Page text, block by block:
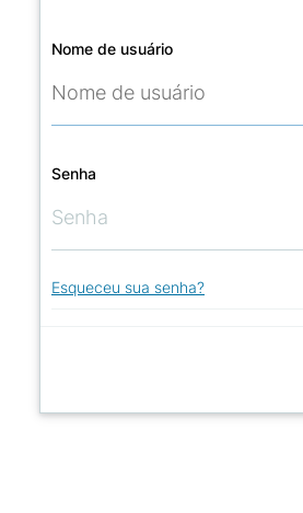
Nome de usuário
Senha
Esqueceu sua senha?